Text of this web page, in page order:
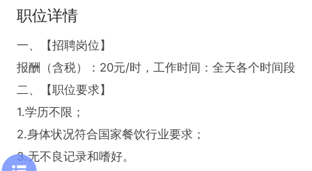
职位详情
一、【招聘岗位】
报酬（含税）：20元/时，工作时间：全天各个时间段
二、【职位要求】
1.学历不限；
2.身体状况符合国家餐饮行业要求；
3.无不良记录和嗜好。